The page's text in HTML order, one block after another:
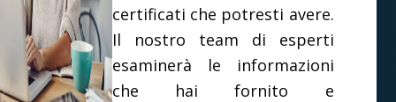
certificati che potresti avere.
Il nostro team di esperti
esaminerà le informazioni
che hai fornito e